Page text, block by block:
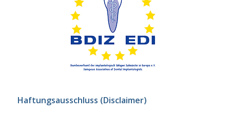
Haftungsausschluss (Disclaimer)